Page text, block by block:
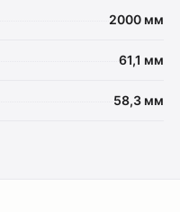
2000 мм
61,1 мм
58,3 мм